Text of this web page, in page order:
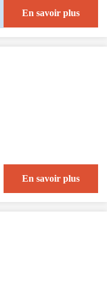
En savoir plus
En savoir plus